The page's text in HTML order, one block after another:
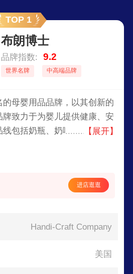
TOP 1
布朗博士
品牌指数: 9.2
世界名牌 中高端品牌
的母婴用品品牌，以其创新的
牌致力于为婴儿提供健康、安
包括奶瓶、奶嘴、吸奶器、
系统，旨在减少婴儿喂养时
【展开】
进店逛逛
Handi-Craft Company
美国